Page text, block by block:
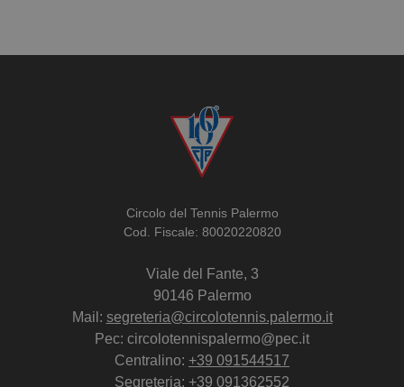
Circolo del Tennis Palermo
Cod. Fiscale: 80020220820
Viale del Fante, 3
90146 Palermo
Mail: segreteria@circolotennis.palermo.it
Pec: circolotennispalermo@pec.it
Centralino: +39 091544517
Segreteria: +39 091362552